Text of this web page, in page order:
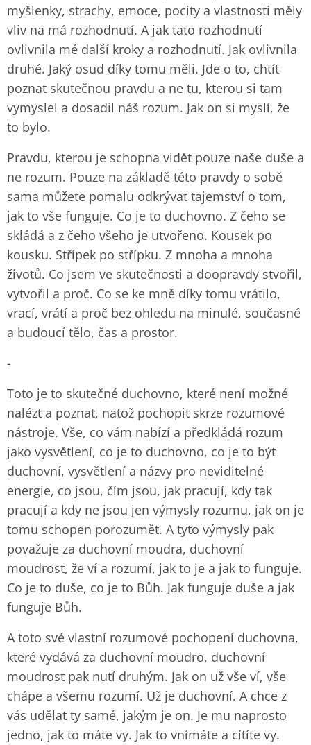
myšlenky, strachy, emoce, pocity a vlastnosti měly
vliv na má rozhodnutí. A jak tato rozhodnutí
ovlivnila mé další kroky a rozhodnutí. Jak ovlivnila
druhé. Jaký osud díky tomu měli. Jde o to, chtít
poznat skutečnou pravdu a ne tu, kterou si tam
vymyslel a dosadil náš rozum. Jak on si myslí, že
to bylo.
Pravdu, kterou je schopna vidět pouze naše duše a
ne rozum. Pouze na základě této pravdy o sobě
sama můžete pomalu odkrývat tajemství o tom,
jak to vše funguje. Co je to duchovno. Z čeho se
skládá a z čeho všeho je utvořeno. Kousek po
kousku. Střípek po střípku. Z mnoha a mnoha
životů. Co jsem ve skutečnosti a doopravdy stvořil,
vytvořil a proč. Co se ke mně díky tomu vrátilo,
vrací, vrátí a proč bez ohledu na minulé, současné
a budoucí tělo, čas a prostor.
-
Toto je to skutečné duchovno, které není možné
nalézt a poznat, natož pochopit skrze rozumové
nástroje. Vše, co vám nabízí a předkládá rozum
jako vysvětlení, co je to duchovno, co je to být
duchovní, vysvětlení a názvy pro neviditelné
energie, co jsou, čím jsou, jak pracují, kdy tak
pracují a kdy ne jsou jen výmysly rozumu, jak on je
tomu schopen porozumět. A tyto výmysly pak
považuje za duchovní moudra, duchovní
moudrost, že ví a rozumí, jak to je a jak to funguje.
Co je to duše, co je to Bůh. Jak funguje duše a jak
funguje Bůh.
A toto své vlastní rozumové pochopení duchovna,
které vydává za duchovní moudro, duchovní
moudrost pak nutí druhým. Jak on už vše ví, vše
chápe a všemu rozumí. Už je duchovní. A chce z
vás udělat ty samé, jakým je on. Je mu naprosto
jedno, jak to máte vy. Jak to vnímáte a cítíte vy.